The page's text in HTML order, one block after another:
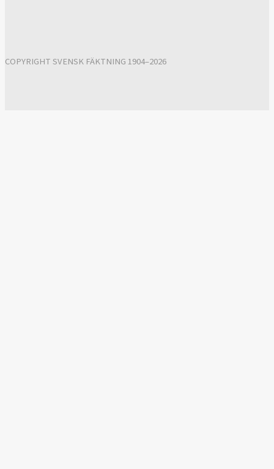
COPYRIGHT SVENSK FÄKTNING 1904–2026